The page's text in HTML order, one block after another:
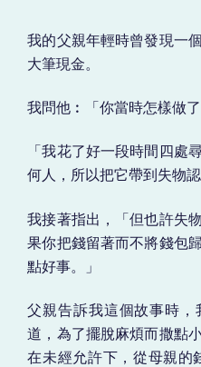
我的父親年輕時曾發現一
大筆現金。
我問他︰「你當時怎樣做了
「我花了好一段時間四處
何人，所以把它帶到失物認
我接著指出，「但也許失
果你把錢留著而不將錢包
點好事。」
父親告訴我這個故事時
道，為了擺脫麻煩而撒點
在未經允許下，從母親的